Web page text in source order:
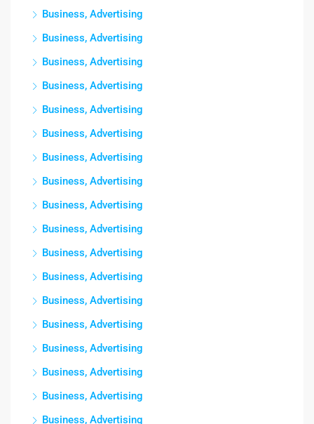
Business, Advertising
Business, Advertising
Business, Advertising
Business, Advertising
Business, Advertising
Business, Advertising
Business, Advertising
Business, Advertising
Business, Advertising
Business, Advertising
Business, Advertising
Business, Advertising
Business, Advertising
Business, Advertising
Business, Advertising
Business, Advertising
Business, Advertising
Business, Advertising